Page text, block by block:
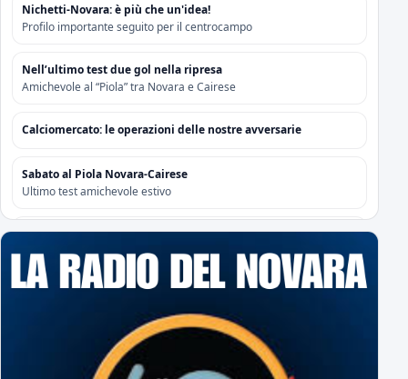
Nichetti-Novara: è più che un'idea!
Profilo importante seguito per il centrocampo
Nell’ultimo test due gol nella ripresa
Amichevole al “Piola” tra Novara e Cairese
Calciomercato: le operazioni delle nostre avversarie
Sabato al Piola Novara-Cairese
Ultimo test amichevole estivo
Amichevoli Estive '26/'27: i tabellini
I numeri degli impegni pre-season
Gli azzurri cedono (2-1) soltanto nel finale
Amichevole al “Sannazzari” di Chiavari tra Entella e Novara
Risoluzione contrattuale con Attanasio e Camolese